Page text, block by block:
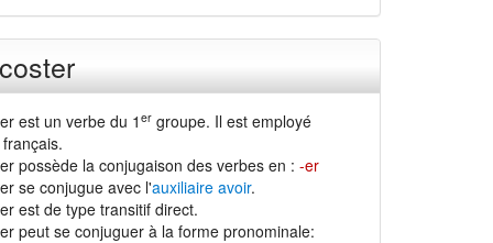
est un verbe du 1 ergroupe. Il est employé
possède la conjugaison des verbes en : -er
se conjugue avec l'auxiliaire avoir.
est de type transitif direct.
peut se conjuguer à la forme pronominale: